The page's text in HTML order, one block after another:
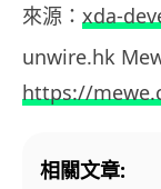
來源： xda-
unwire.hk
https://
相關文章: